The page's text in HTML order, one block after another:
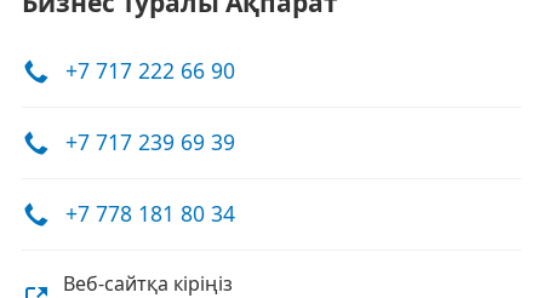
+7 717 222 66 90
+7 717 239 69 39
+7 778 181 80 34
Веб-сайтқа кіріңіз